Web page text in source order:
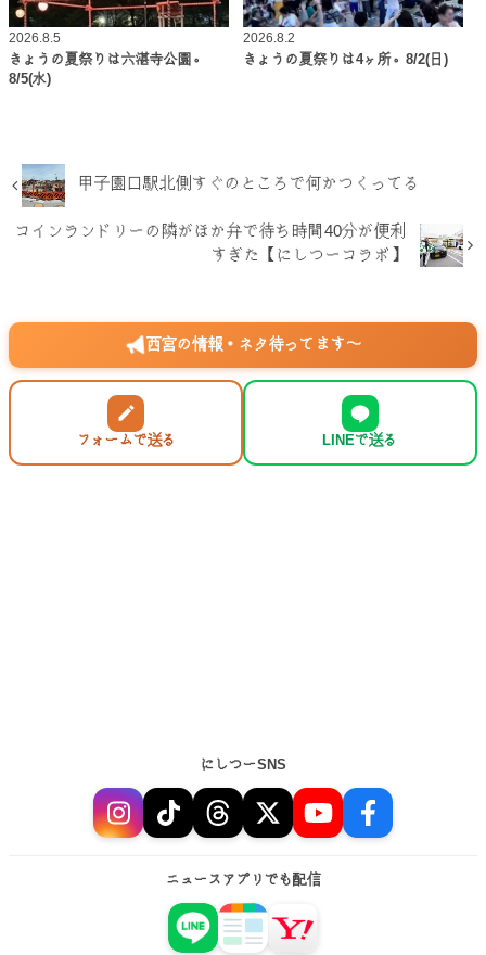
2026.8.5
きょうの夏祭りは六湛寺公園。
8/5(水)
2026.8.2
きょうの夏祭りは4ヶ所。8/2(日)
甲子園口駅北側すぐのところで何かつくってる
コインランドリーの隣がほか弁で待ち時間40分が便利
すぎた【にしつーコラボ】
西宮の情報・ネタ待ってます〜
フォームで送る LINEで送る
にしつーSNS
ニュースアプリでも配信